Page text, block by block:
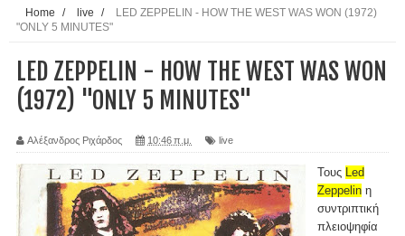
Home / live /
LED ZEPPELIN - HOW THE WEST WAS WON (1972)
"ONLY 5 MINUTES"
LED ZEPPELIN - HOW THE WEST WAS WON
(1972) "ONLY 5 MINUTES"
Αλέξανδρος Ριχάρδος 10:46 π.μ. live
Τους Led
Zeppelin η
συντριπτική
πλειοψηφία